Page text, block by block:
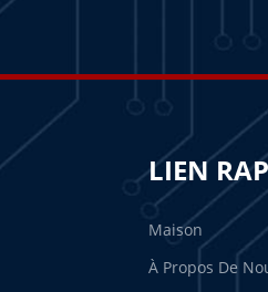
LIEN
Maison
À Propos De